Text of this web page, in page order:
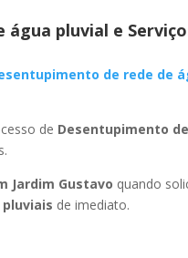
pluvial e
de rede de
de Desentupimento
Jardim Gustavo quando
de imediato.